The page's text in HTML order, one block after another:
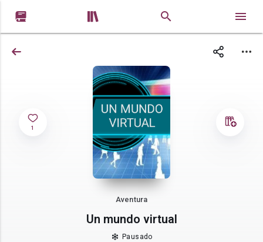
 
1
Aventura
Un mundo virtual
Pausado